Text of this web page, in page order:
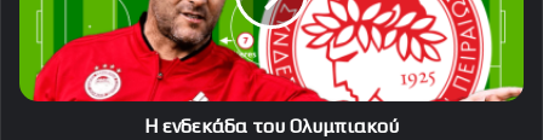
Η ενδεκάδα του Ολυμπιακού